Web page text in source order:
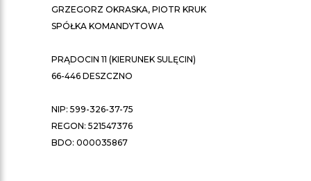
GRZEGORZ OKRASKA, PIOTR KRUK
SPÓŁKA KOMANDYTOWA
PRĄDOCIN 11 (KIERUNEK SULĘCIN)
66-446 DESZCZNO
NIP: 599-326-37-75
REGON: 521547376
BDO: 000035867